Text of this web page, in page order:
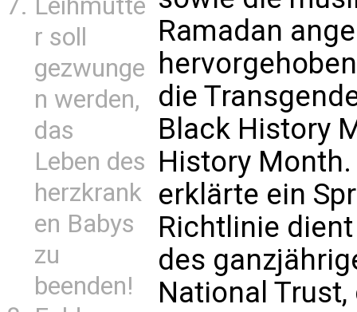
Leihmutte
r soll
gezwunge
n werden,
das
Leben des
herzkrank
en Babys
zu
beenden!
Ramadan
die
Black History
History
erklärte ein
Richtlinie
des
National